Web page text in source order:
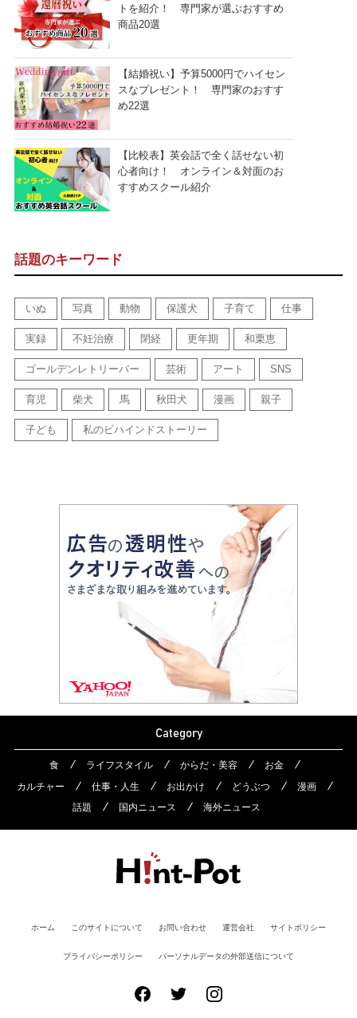
トを紹介！ 専門家が選ぶおすすめ
商品20選
【結婚祝い】予算5000円でハイセン
スなプレゼント！ 専門家のおすす
め22選
【比較表】英会話で全く話せない初
心者向け！ オンライン＆対面のお
すすめスクール紹介
話題のキーワード
いぬ 写真 動物 保護犬 子育て 仕事
実録 不妊治療 閉経 更年期 和栗恵
ゴールデンレトリーバー 芸術 アート SNS
育児 柴犬 馬 秋田犬 漫画 親子
子ども 私のビハインドストーリー
Category
食 ライフスタイル からだ・美容
お金
カルチャー
仕事・人生 お出かけ どうぶつ
漫画
話題
国内ニュース 海外ニュース
ホーム このサイトについて お問い合わせ 運営会社 サイトポリシー
プライバシーポリシー パーソナルデータの外部送信について